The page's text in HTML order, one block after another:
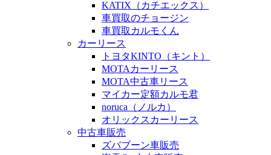
KATIX（カチエックス）
車買取のチョージン
車買取カルモくん
カーリース
トヨタKINTO（キント）
MOTAカーリース
MOTA中古車リース
マイカー定額カルモ君
noruca（ノルカ）
オリックスカーリース
中古車販売
ズバブーン車販売